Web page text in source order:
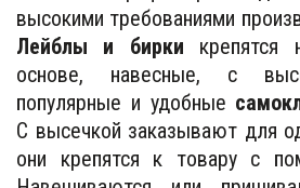
высокими требованиями
Лейблы и бирки крепятся
основе, навесные, с
популярные и удобные
С высечкой заказывают для
они крепятся к товару с